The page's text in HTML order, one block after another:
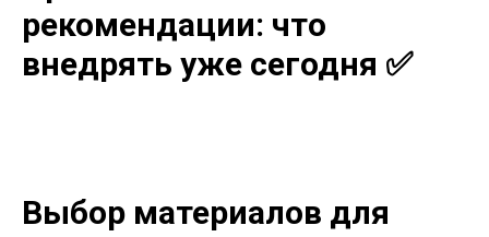
рекомендации: что
внедрять уже сегодня ✅
Выбор материалов для